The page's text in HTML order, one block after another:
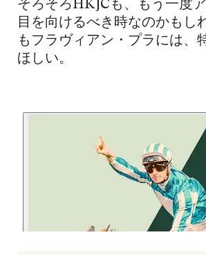
そろそろHKJCも、もう一度
目を向けるべき時なのかもし
もフラヴィアン・プラには、
ほしい。